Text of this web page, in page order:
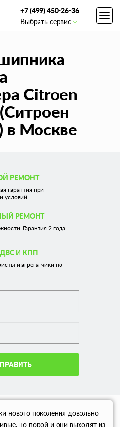
+7 (499) 450-26-36
Выбрать сервис
Citroen
в Москве
РЕМОНТ
гарантия при
условий
РЕМОНТ
Гарантия 2 года
И КПП
и агрегатчики по
нового поколения довольно
но порой и они выходят из